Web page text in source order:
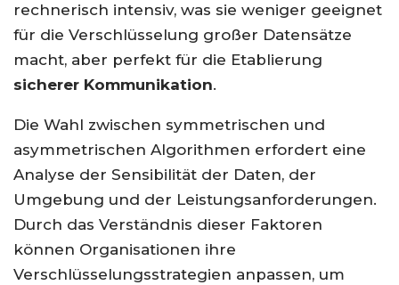
rechnerisch intensiv, was sie weniger geeignet
für die Verschlüsselung großer Datensätze
macht, aber perfekt für die Etablierung
sicherer Kommunikation.
Die Wahl zwischen symmetrischen und
asymmetrischen Algorithmen erfordert eine
Analyse der Sensibilität der Daten, der
Umgebung und der Leistungsanforderungen.
Durch das Verständnis dieser Faktoren
können Organisationen ihre
Verschlüsselungsstrategien anpassen, um